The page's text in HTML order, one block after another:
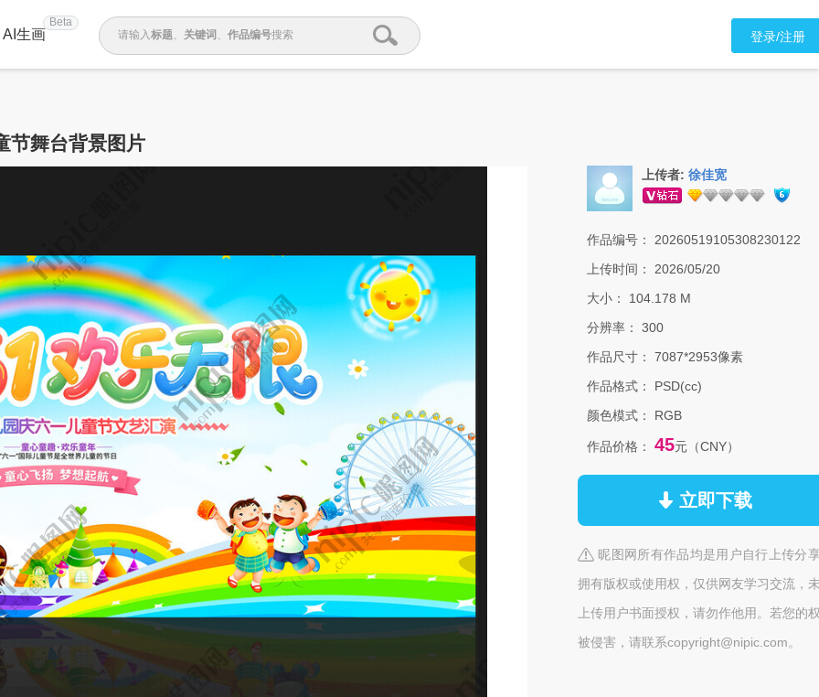
AI生画
Beta
请输入标题、 关键词 、 作品编号搜索 登录/注册
节舞台背景图片
上传者: 徐佳宽
作品编号：
20260519105308230122
上传时间：
2026/05/20
大小：
104.178 M
分辨率：
300
作品尺寸：
7087*2953像素
作品格式：
PSD(cc)
颜色模式：
RGB
作品价格： 45元（CNY）
立即下载
昵图网所有作品均是用户自行上传分
拥有版权或使用权，仅供网友学习交流，
上传用户书面授权，请勿作他用。若您的
被侵害，请联系copyright@nipic.com。